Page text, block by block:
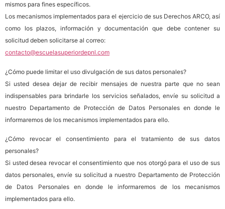
mismos para fines específicos.
Los mecanismos implementados para el ejercicio de sus Derechos ARCO, así
como los plazos, información y documentación que debe contener su
solicitud deben solicitarse al correo:
contacto@escuelasuperiordepnl.com
¿Cómo puede limitar el uso divulgación de sus datos personales?
Si usted desea dejar de recibir mensajes de nuestra parte que no sean
indispensables para brindarle los servicios señalados, envíe su solicitud a
nuestro Departamento de Protección de Datos Personales en donde le
informaremos de los mecanismos implementados para ello.
¿Cómo revocar el consentimiento para el tratamiento de sus datos
personales?
Si usted desea revocar el consentimiento que nos otorgó para el uso de sus
datos personales, envíe su solicitud a nuestro Departamento de Protección
de Datos Personales en donde le informaremos de los mecanismos
implementados para ello.